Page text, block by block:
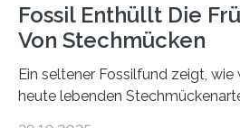
Fossil Enthüllt Die
Von Stechmücken
Ein seltener Fossilfund zeigt,
heute lebenden